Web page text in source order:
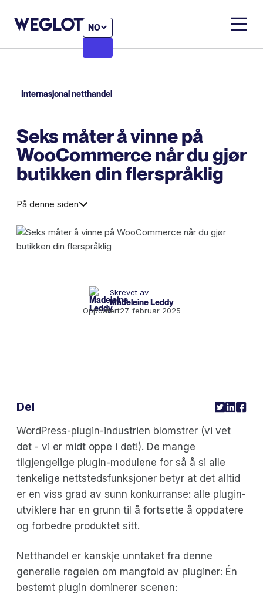
NO
Internasjonal netthandel
Seks måter å vinne på
WooCommerce når du gjør
butikken din flerspråklig
På denne siden
Skrevet av
Madeleine Leddy
Oppdatert27. februar 2025
WordPress-plugin-industrien blomstrer (vi vet
det - vi er midt oppe i det!). De mange
tilgjengelige plugin-modulene for så å si alle
tenkelige nettstedsfunksjoner betyr at det alltid
er en viss grad av sunn konkurranse: alle plugin-
utviklere har en grunn til å fortsette å oppdatere
og forbedre produktet sitt.
Netthandel er kanskje unntaket fra denne
generelle regelen om mangfold av pluginer: Én
bestemt plugin dominerer scenen:
Del